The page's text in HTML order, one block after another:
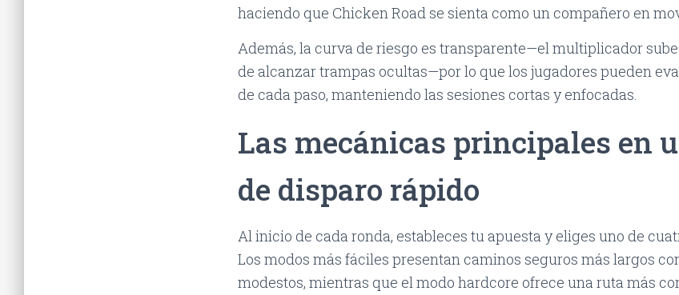
haciendo que Chicken Road se sienta como un compañero en
Además, la curva de riesgo es transparente—el multiplicador
de alcanzar trampas ocultas—por lo que los jugadores pueden
de cada paso, manteniendo las sesiones cortas y enfocadas.
Las mecánicas principales en
de disparo rápido
Al inicio de cada ronda, estableces tu apuesta y eliges uno de
Los modos más fáciles presentan caminos seguros más largos
modestos, mientras que el modo hardcore ofrece una ruta más